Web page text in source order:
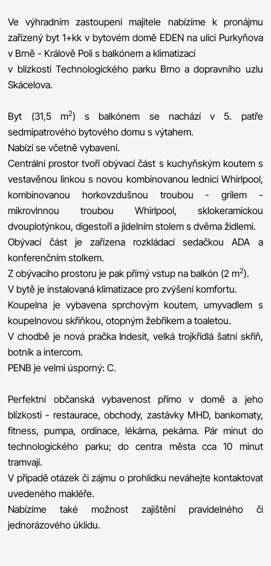
Ve výhradním zastoupení majitele nabízíme k pronájmu
zařízený byt 1+kk v bytovém domě EDEN na ulici Purkyňova
v Brně - Králově Poli s balkónem a klimatizací
v blízkosti Technologického parku Brno a dopravního uzlu
Skácelova.
Byt (31,5 m2) s balkónem se nachází v 5. patře
sedmipatrového bytového domu s výtahem.
Nabízí se včetně vybavení.
Centrální prostor tvoří obývací část s kuchyňským koutem s
vestavěnou linkou s novou kombinovanou lednicí Whirlpool,
kombinovanou horkovzdušnou troubou - grilem -
mikrovlnnou troubou Whirlpool, sklokeramickou
dvouplotýnkou, digestoří a jídelním stolem s dvěma židlemi.
Obývací část je zařízena rozkládací sedačkou ADA a
konferenčním stolkem.
Z obývacího prostoru je pak přímý vstup na balkón (2 m2).
V bytě je instalovaná klimatizace pro zvýšení komfortu.
Koupelna je vybavena sprchovým koutem, umyvadlem s
koupelnovou skříňkou, otopným žebříkem a toaletou.
V chodbě je nová pračka Indesit, velká trojkřídlá šatní skříň,
botník a intercom.
PENB je velmi úsporný: C.
Perfektní občanská vybavenost přímo v domě a jeho
blízkosti - restaurace, obchody, zastávky MHD, bankomaty,
fitness, pumpa, ordinace, lékárna, pekárna. Pár minut do
technologického parku; do centra města cca 10 minut
tramvají.
V případě otázek či zájmu o prohlídku neváhejte kontaktovat
uvedeného makléře.
Nabízíme také možnost zajištění pravidelného či
jednorázového úklidu.